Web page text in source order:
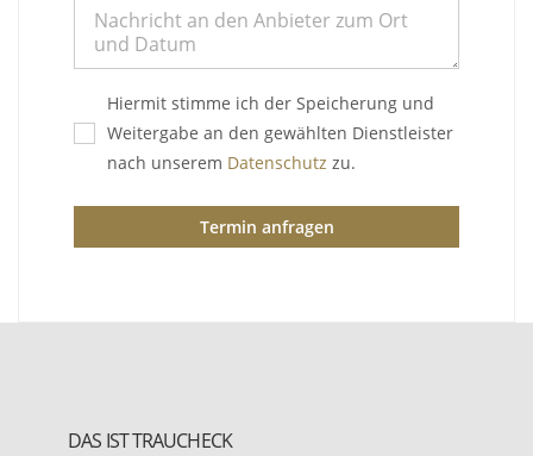
Hiermit stimme ich der Speicherung und
Weitergabe an den gewählten Dienstleister
nach unserem Datenschutz zu.
Termin anfragen
DAS IST TRAUCHECK